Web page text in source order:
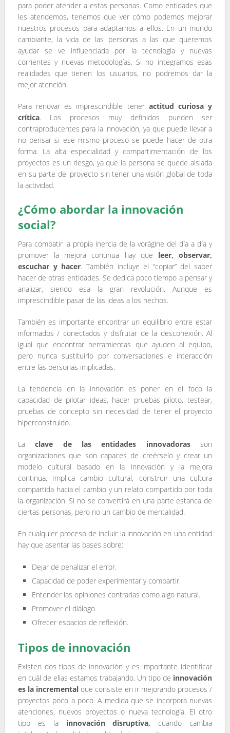
para poder atender a estas personas. Como entidades que
les atendemos, tenemos que ver cómo podemos mejorar
nuestros procesos para adaptarnos a ellos. En un mundo
cambiante, la vida de las personas a las que queremos
ayudar se ve influenciada por la tecnología y nuevas
corrientes y nuevas metodologías. Si no integramos esas
realidades que tienen los usuarios, no podremos dar la
mejor atención.
Para renovar es imprescindible tener actitud curiosa y
crítica. Los procesos muy definidos pueden ser
contraproducentes para la innovación, ya que puede llevar a
no pensar si ese mismo proceso se puede hacer de otra
forma. La alta especialidad y compartimentación de los
proyectos es un riesgo, ya que la persona se quede aislada
en su parte del proyecto sin tener una visión global de toda
la actividad.
¿Cómo abordar la innovación
social?
Para combatir la propia inercia de la vorágine del día a día y
promover la mejora continua hay que leer, observar,
escuchar y hacer. También incluye el “copiar” del saber
hacer de otras entidades. Se dedica poco tiempo a pensar y
analizar, siendo esa la gran revolución. Aunque es
imprescindible pasar de las ideas a los hechos.
También es importante encontrar un equilibrio entre estar
informados / conectados y disfrutar de la desconexión. Al
igual que encontrar herramientas que ayuden al equipo,
pero nunca sustituirlo por conversaciones e interacción
entre las personas implicadas.
La tendencia en la innovación es poner en el foco la
capacidad de pilotar ideas, hacer pruebas piloto, testear,
pruebas de concepto sin necesidad de tener el proyecto
hiperconstruido.
Laclave de las entidades innovadorasson
organizaciones que son capaces de creérselo y crear un
modelo cultural basado en la innovación y la mejora
continua. Implica cambio cultural, construir una cultura
compartida hacia el cambio y un relato compartido por toda
la organización. Si no se convertirá en una parte estanca de
ciertas personas, pero no un cambio de mentalidad.
En cualquier proceso de incluir la innovación en una entidad
hay que asentar las bases sobre:
Dejar de penalizar el error.
Capacidad de poder experimentar y compartir.
Entender las opiniones contrarias como algo natural.
Promover el diálogo.
Ofrecer espacios de reflexión.
Tipos de innovación
Existen dos tipos de innovación y es importante identificar
en cuál de ellas estamos trabajando. Un tipo de innovación
es la incremental que consiste en ir mejorando procesos /
proyectos poco a poco. A medida que se incorpora nuevas
atenciones, nuevos proyectos o nueva tecnología. El otro
tipo es la innovación disruptiva, cuando cambia